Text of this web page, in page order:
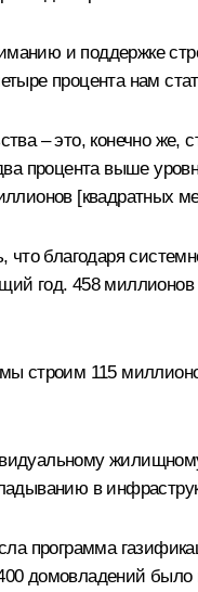
и поддержке
процента нам
– это, конечно
процента выше
[квадратных
что благодаря
год. 458 миллионов
115
в
программа
домовладений было